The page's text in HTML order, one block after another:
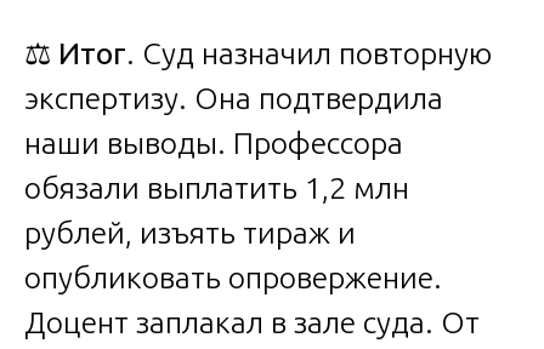
⚖️ Итог. Суд назначил повторную
экспертизу. Она подтвердила
наши выводы. Профессора
обязали выплатить 1,2 млн
рублей, изъять тираж и
опубликовать опровержение.
Доцент заплакал в зале суда. От